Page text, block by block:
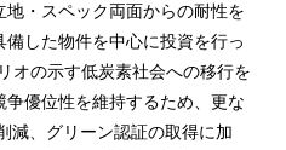
・スペック両面からの耐性を
した物件を中心に投資を行っ
オの示す低炭素社会への移行を
優位性を維持するため、更な
減、グリーン認証の取得に加